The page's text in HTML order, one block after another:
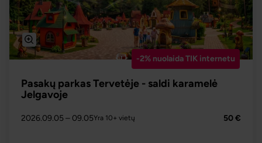
-2% nuolaida TIK internetu
Pasakų parkas Tervetėje - saldi karamelė
Jelgavoje
2026.09.05 – 09.05Yra 10+ vietų 50 €